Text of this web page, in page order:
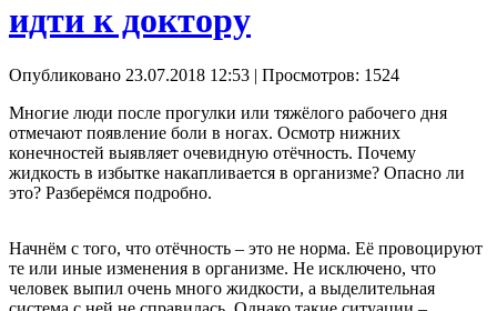
идти к доктору
Опубликовано 23.07.2018 12:53 | Просмотров: 1524
Многие люди после прогулки или тяжёлого рабочего дня
отмечают появление боли в ногах. Осмотр нижних
конечностей выявляет очевидную отёчность. Почему
жидкость в избытке накапливается в организме? Опасно ли
это? Разберёмся подробно.
Начнём с того, что отёчность – это не норма. Её провоцируют
те или иные изменения в организме. Не исключено, что
человек выпил очень много жидкости, а выделительная